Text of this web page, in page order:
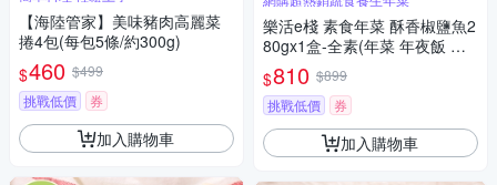
【海陸管家】美味豬肉高麗菜
捲4包(每包5條/約300g)
$460 $499
挑戰低價
券
加入購物車
樂活e棧 素食年菜 酥香椒鹽魚2
80gx1盒-全素(年菜 年夜飯 椒
鹽魚)(年菜預購)
$810 $899
挑戰低價
券
加入購物車